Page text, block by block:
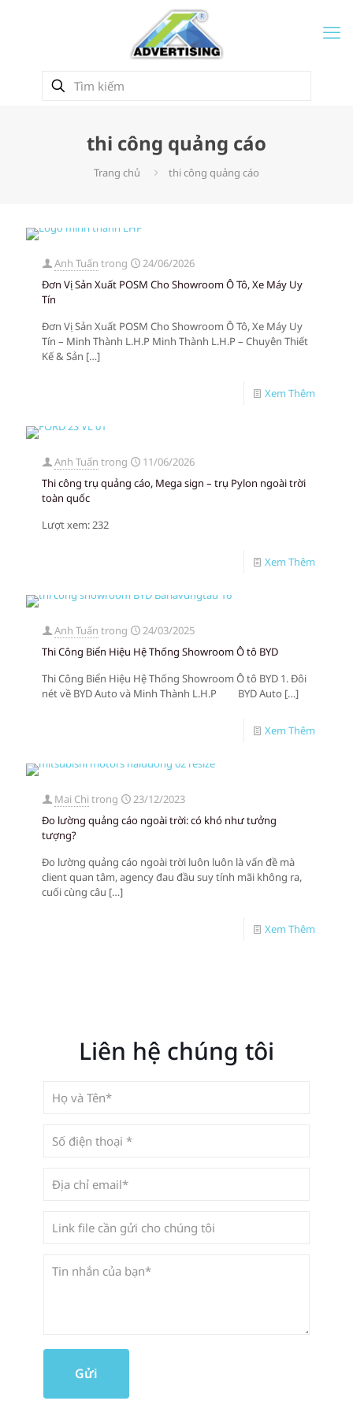
thi công quảng cáo
Trang chủ thi công quảng cáo
Anh Tuấn trong
24/06/2026
Đơn Vị Sản Xuất POSM Cho Showroom Ô Tô, Xe Máy Uy
Tín
Đơn Vị Sản Xuất POSM Cho Showroom Ô Tô, Xe Máy Uy
Tín – Minh Thành L.H.P Minh Thành L.H.P – Chuyên Thiết
Kế & Sản […]
Xem Thêm
Anh Tuấn trong
11/06/2026
Thi công trụ quảng cáo, Mega sign – trụ Pylon ngoài trời
toàn quốc
Lượt xem: 232
Xem Thêm
Anh Tuấn trong
24/03/2025
Thi Công Biển Hiệu Hệ Thống Showroom Ô tô BYD
Thi Công Biển Hiệu Hệ Thống Showroom Ô tô BYD 1. Đôi
nét về BYD Auto và Minh Thành L.H.P BYD Auto […]
Xem Thêm
Mai Chi trong
23/12/2023
Đo lường quảng cáo ngoài trời: có khó như tưởng
tượng?
Đo lường quảng cáo ngoài trời luôn luôn là vấn đề mà
client quan tâm, agency đau đầu suy tính mãi không ra,
cuối cùng câu […]
Xem Thêm
Liên hệ chúng tôi